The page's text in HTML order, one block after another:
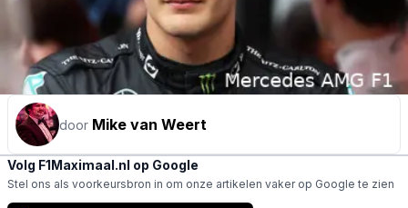
door Mike van Weert
Volg F1Maximaal.nl op Google
Stel ons als voorkeursbron in om onze artikelen vaker op Google te zien